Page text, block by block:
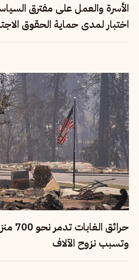
الأسرة والعمل على مفترق
اختبار لمدى حماية الحقوق
حرائق
وتسبب نزوح الآلاف